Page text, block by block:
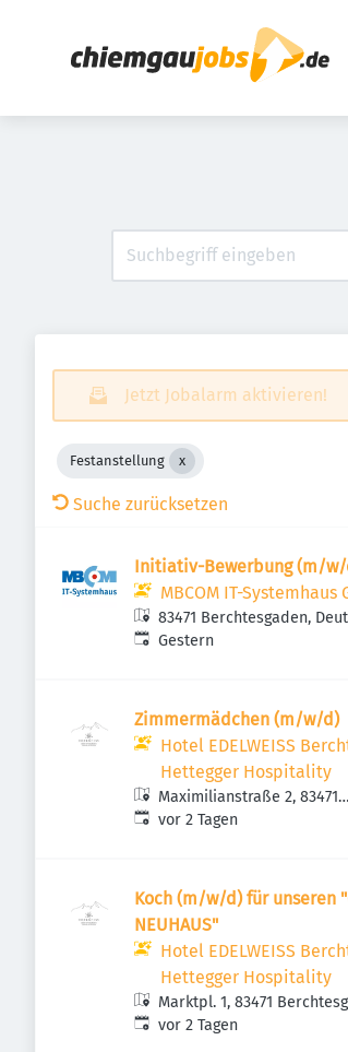
Jetzt Jobalarm aktivieren!
Festanstellung
Suche zurücksetzen
Initiativ-Bewerbung (m/
MBCOM IT-Systemhaus
83471 Berchtesgaden,
Veröffentlicht
Gestern
Zimmermädchen (m/w/d)
Hotel EDELWEISS
Hettegger Hospitality
Maximilianstraße 2, 83471
Berchtesgaden,
Veröffentlicht:
vor 2 Tagen
Koch (m/w/d) für unseren
NEUHAUS"
Hotel EDELWEISS
Hettegger Hospitality
Marktpl. 1, 83471
Deutschland
Veröffentlicht:
vor 2 Tagen